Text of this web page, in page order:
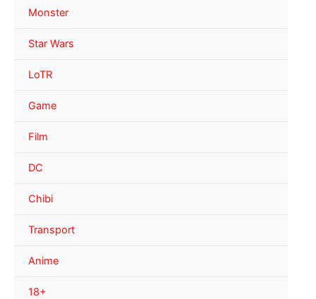
Monster
Star Wars
LoTR
Game
Film
DC
Chibi
Transport
Anime
18+